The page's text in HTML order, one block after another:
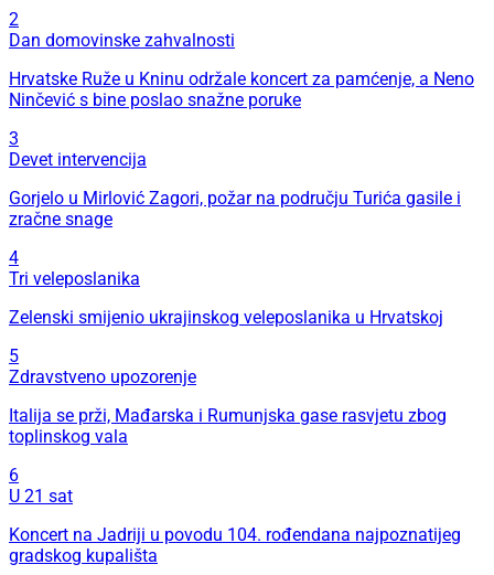
2
Dan domovinske zahvalnosti
Hrvatske Ruže u Kninu održale koncert za pamćenje, a Neno
Ninčević s bine poslao snažne poruke
3
Devet intervencija
Gorjelo u Mirlović Zagori, požar na području Turića gasile i
zračne snage
4
Tri veleposlanika
Zelenski smijenio ukrajinskog veleposlanika u Hrvatskoj
5
Zdravstveno upozorenje
Italija se prži, Mađarska i Rumunjska gase rasvjetu zbog
toplinskog vala
6
U 21 sat
Koncert na Jadriji u povodu 104. rođendana najpoznatijeg
gradskog kupališta